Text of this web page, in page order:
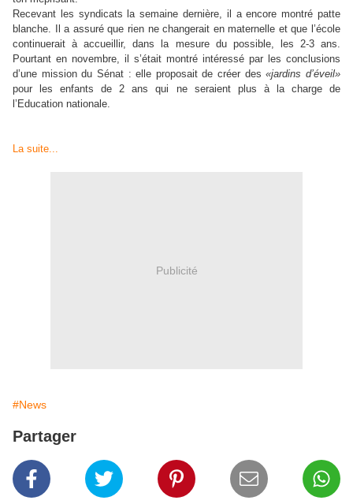
Recevant les syndicats la semaine dernière, il a encore montré patte
blanche. Il a assuré que rien ne changerait en maternelle et que l’école
continuerait à accueillir, dans la mesure du possible, les 2-3 ans.
Pourtant en novembre, il s’était montré intéressé par les conclusions
d’une mission du Sénat : elle proposait de créer des«jardins d’éveil»
pour les enfants de 2 ans qui ne seraient plus à la charge de
l’Education nationale.
La suite...
Publicité
#News
Partager